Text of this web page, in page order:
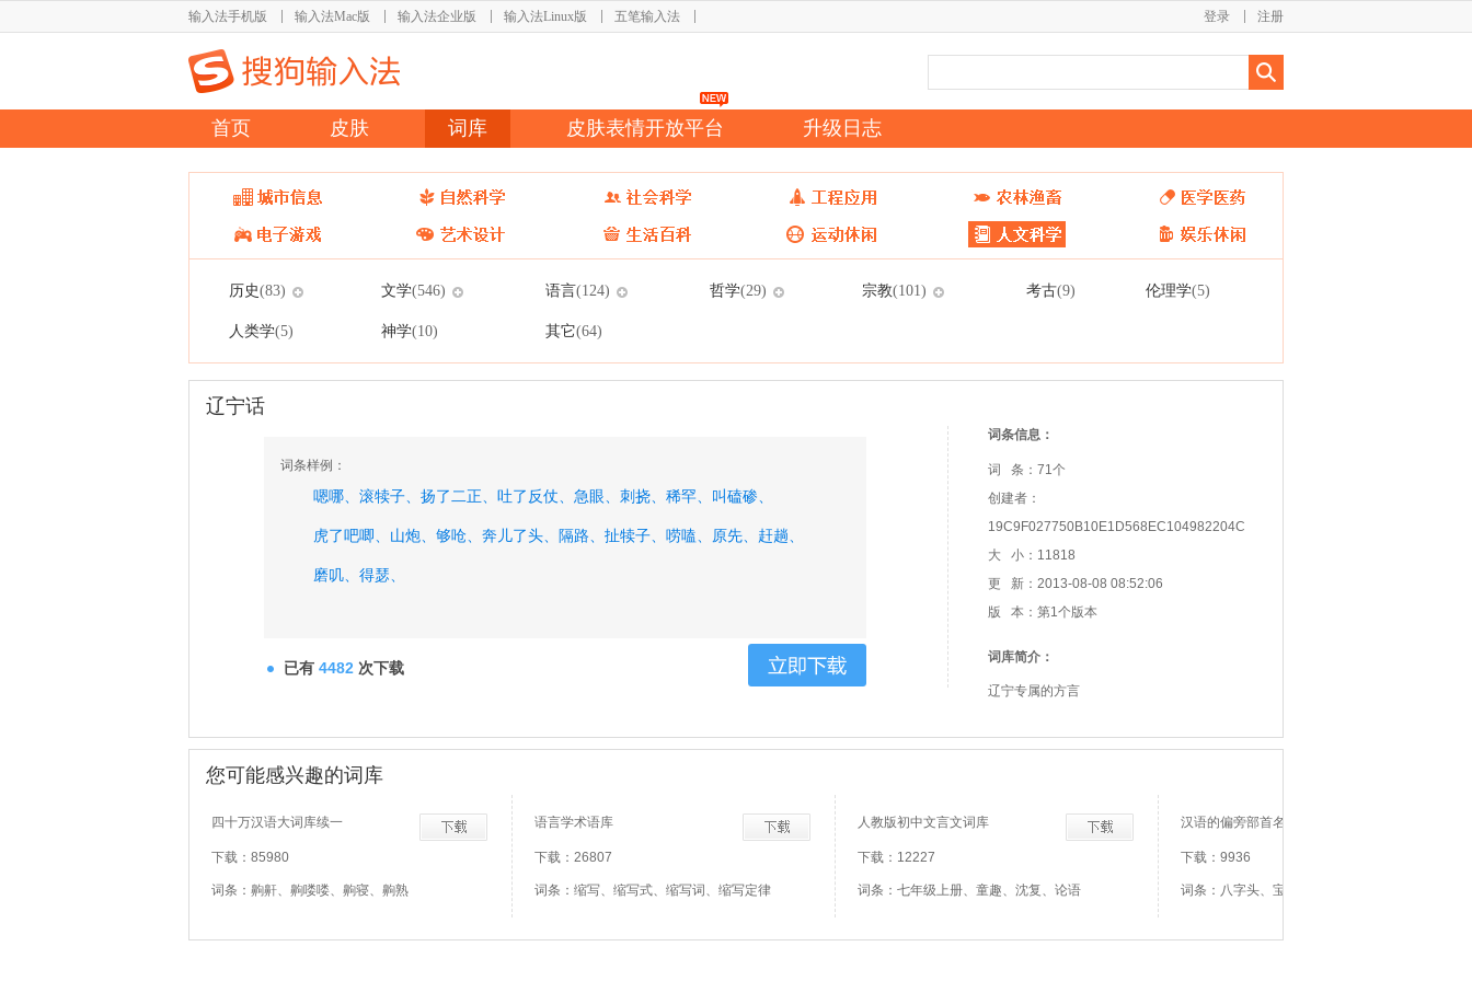
输入法手机版 输入法Mac版 输入法企业版 输入法Linux版 五笔输入法 注册
登录
首页 皮肤 词库 皮肤表情开放平台 升级日志
历史(83) 文学(546) 语言(124) 哲学(29) 宗教(101) 考古(9) 伦理学(5)
人类学(5) 神学(10) 其它(64)
辽宁话
词条样例：
嗯哪、 滚犊子、 扬了二正、 吐了反仗、 急眼、 刺挠、 稀罕、 叫磕碜、
虎了吧唧、 山炮、 够呛、 奔儿了头、 隔路、 扯犊子、 唠嗑、 原先、 赶趟、
磨叽、 得瑟、
已有 4482 次下载
词条信息：
词 条：71个
创建者：
19C9F027750B10E1D568EC104982204C
大 小：11818
更 新：2013-08-08 08:52:06
版 本：第1个版本
词库简介：
辽宁专属的方言
您可能感兴趣的词库
四十万汉语大词库续一
下载：85980
词条：齁鼾、齁喽喽、齁寝、齁熟
语言学术语库
下载：26807
词条：缩写、缩写式、缩写词、缩写定律
人教版初中文言文词库
下载：12227
词条：七年级上册、童趣、沈复、论语
汉语的偏旁部首名
下载：9936
词条：八字头、宝盖头、贝字底、贝字旁